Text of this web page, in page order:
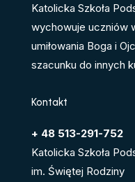
Katolicka Szkoła
wychowuje uczniów
umiłowania Boga i
szacunku do innych
Kontakt
+ 48 513-291-752
Katolicka Szkoła
im. Świętej Rodziny